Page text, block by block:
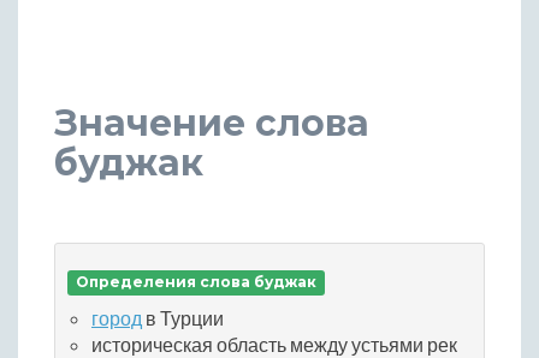
Значение слова
буджак
Определения слова буджак
город в Турции
историческая область между устьями рек